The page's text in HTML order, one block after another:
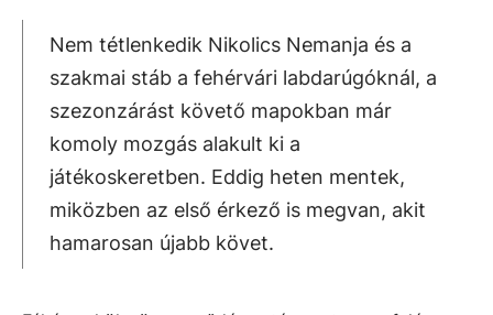
Nem tétlenkedik Nikolics Nemanja és a
szakmai stáb a fehérvári labdarúgóknál, a
szezonzárást követő mapokban már
komoly mozgás alakult ki a
játékoskeretben. Eddig heten mentek,
miközben az első érkező is megvan, akit
hamarosan újabb követ.